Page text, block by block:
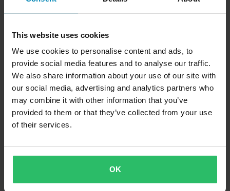
This website uses cookies
We use cookies to personalise content and ads, to
provide social media features and to analyse our traffic.
We also share information about your use of our site with
our social media, advertising and analytics partners who
may combine it with other information that you’ve
provided to them or that they’ve collected from your use
of their services.
OK
Ett måste vid skoterkörning. En enkel och praktisk
metallspade. Kan lätt delas i tre separata delar för enkel